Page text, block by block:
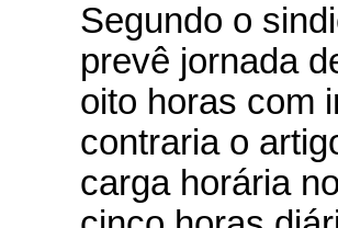
Segundo o
prevê jornada
oito horas com
contraria o
carga horária